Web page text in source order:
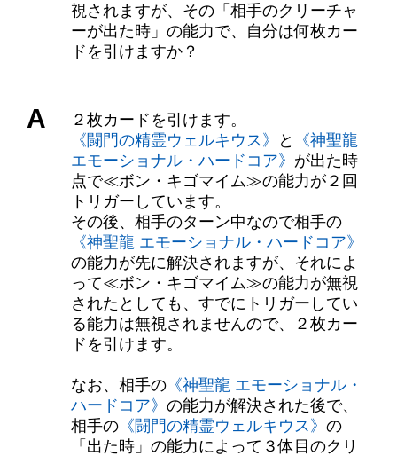
視されますが、その「相手のクリーチャ
ーが出た時」の能力で、自分は何枚カー
ドを引けますか？
A
２枚カードを引けます。
《闘門の精霊ウェルキウス》
と
《神聖龍
エモーショナル・ハードコア》 が出た時
点で≪ボン・キゴマイム≫の能力が２回
トリガーしています。
その後、相手のターン中なので相手の
《神聖龍 エモーショナル・ハードコア》
の能力が先に解決されますが、それによ
って≪ボン・キゴマイム≫の能力が無視
されたとしても、すでにトリガーしてい
る能力は無視されませんので、２枚カー
ドを引けます。
なお、相手の 《神聖龍 エモーショナル・
ハードコア》 の能力が解決された後で、
相手の 《闘門の精霊ウェルキウス》 の
「出た時」の能力によって３体目のクリ